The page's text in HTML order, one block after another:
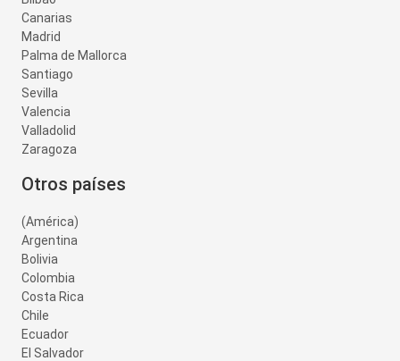
Canarias
Madrid
Palma de Mallorca
Santiago
Sevilla
Valencia
Valladolid
Zaragoza
Otros países
(América)
Argentina
Bolivia
Colombia
Costa Rica
Chile
Ecuador
El Salvador